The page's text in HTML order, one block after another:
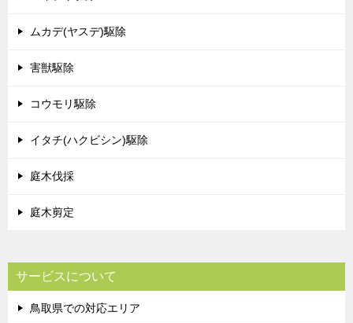
ムカデ(ヤスデ)駆除
害獣駆除
コウモリ駆除
イタチ(ハクビシン)駆除
庭木伐採
庭木剪定
サービスについて
鳥取県での対応エリア